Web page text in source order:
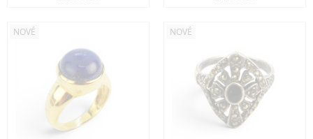
NOVÉ NOVÉ